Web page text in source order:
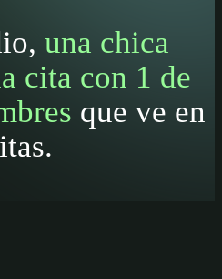
una chica
cita con 1 de
que ve en